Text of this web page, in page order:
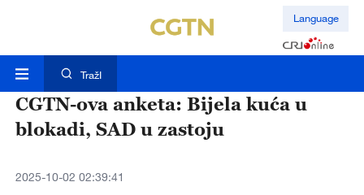
Language
TražI
CGTN-ova anketa: Bijela kuća u
blokadi, SAD u zastoju
2025-10-02 02:39:41